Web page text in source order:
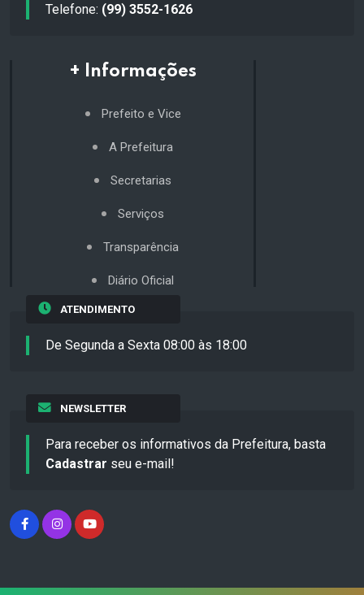
Telefone: (99) 3552-1626
+ Informações
Prefeito e Vice
A Prefeitura
Secretarias
Serviços
Transparência
Diário Oficial
ATENDIMENTO
De Segunda a Sexta 08:00 às 18:00
NEWSLETTER
Para receber os informativos da Prefeitura, basta
Cadastrar seu e-mail!